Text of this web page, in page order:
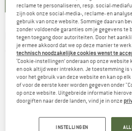
PICTURE -Rockyrides Tee -
(0)
reclame te personaliseren, resp. social-
zijn ook onze social-media-, reclame- en
gebruik van onze website. Sommige daarvan
zonder voldoende garanties om je gegevens te
tegen toegang door autoriteiten. Door het
je ermee akkoord dat we op deze manier te werk
technisch noodzakelijke cookies wenst te
‘Cookie-instellingen’ onderaan op onze
en ook altijd weer intrekken. Je toestemming
voor het gebruik van deze website en kan op
of voor de eerste keer worden gegeven onder
op onze website. Uitgebreide informatie
doorgiften naar derde landen, vind je in onze
INSTELLINGEN